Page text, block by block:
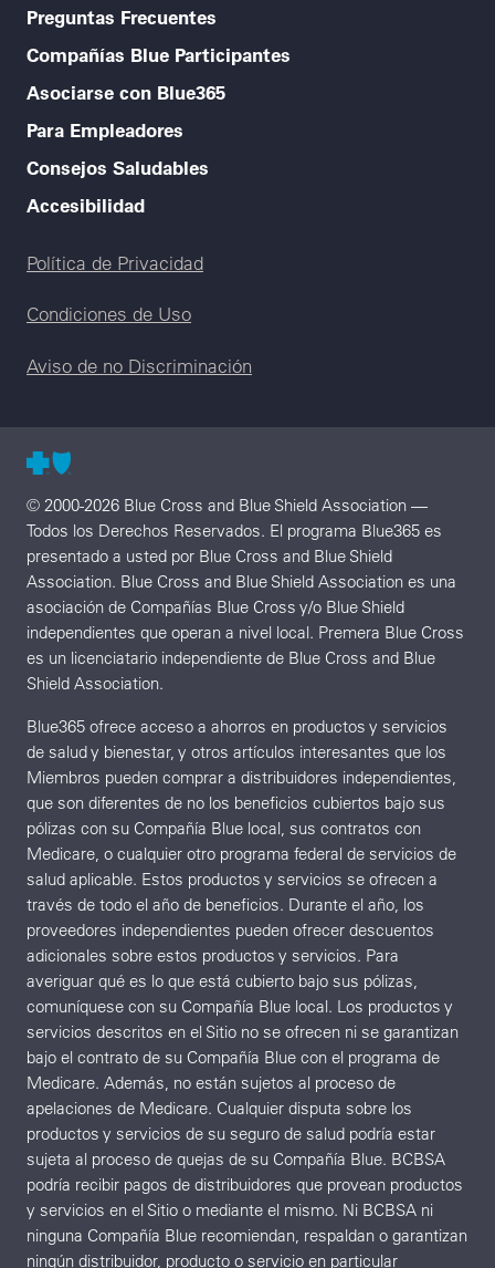
Preguntas Frecuentes
Compañías Blue Participantes
Asociarse con Blue365
Para Empleadores
Consejos Saludables
Accesibilidad
Legal menu
Política de Privacidad
Condiciones de Uso
Aviso de no Discriminación
© 2000-2026 Blue Cross and Blue Shield Association —
Todos los Derechos Reservados. El programa Blue365 es
presentado a usted por Blue Cross and Blue Shield
Association. Blue Cross and Blue Shield Association es una
asociación de Compañías Blue Cross y/o Blue Shield
independientes que operan a nivel local. Premera Blue Cross
es un licenciatario independiente de Blue Cross and Blue
Shield Association.
Blue365 ofrece acceso a ahorros en productos y servicios
de salud y bienestar, y otros artículos interesantes que los
Miembros pueden comprar a distribuidores independientes,
que son diferentes de no los beneficios cubiertos bajo sus
pólizas con su Compañía Blue local, sus contratos con
Medicare, o cualquier otro programa federal de servicios de
salud aplicable. Estos productos y servicios se ofrecen a
través de todo el año de beneficios. Durante el año, los
proveedores independientes pueden ofrecer descuentos
adicionales sobre estos productos y servicios. Para
averiguar qué es lo que está cubierto bajo sus pólizas,
comuníquese con su Compañía Blue local. Los productos y
servicios descritos en el Sitio no se ofrecen ni se garantizan
bajo el contrato de su Compañía Blue con el programa de
Medicare. Además, no están sujetos al proceso de
apelaciones de Medicare. Cualquier disputa sobre los
productos y servicios de su seguro de salud podría estar
sujeta al proceso de quejas de su Compañía Blue. BCBSA
podría recibir pagos de distribuidores que provean productos
y servicios en el Sitio o mediante el mismo. Ni BCBSA ni
ninguna Compañía Blue recomiendan, respaldan o garantizan
ningún distribuidor, producto o servicio en particular